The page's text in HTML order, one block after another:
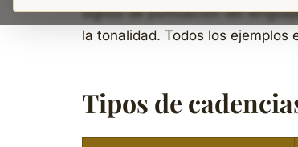
signos de puntuación del
la tonalidad. Todos los ejemplos
Tipos de